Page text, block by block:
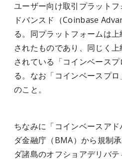
ユーザー向け取引プラット
ドバンスド（Coinbase
る。同プラットフォームは
されたものであり、同じく
されている「コインベース
る。なお「コインベースプ
のこと。
ちなみに「コインベースア
ダ金融庁（BMA）から規制
ダ諸島のオフショアデリバ